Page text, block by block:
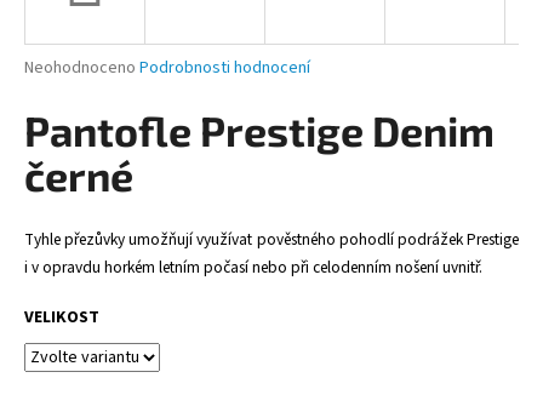
Průměrné
produktu
je
0,0
z
hvězdiček.
Neohodnoceno Podrobnosti hodnocení
Pantofle Prestige Denim
černé
Tyhle přezůvky umožňují využívat pověstného pohodlí podrážek Prestige
i v opravdu horkém letním počasí nebo při celodenním nošení uvnitř.
VELIKOST
j
t
?
HLEDAT